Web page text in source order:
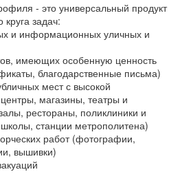
- это универсальный продукт
задач:
и информационных уличных и
имеющих особенную ценность
благодарственные письма)
мест с высокой
магазины, театры и
рестораны, поликлиники и
станции метрополитена)
работ (фотографии,
вышивки)